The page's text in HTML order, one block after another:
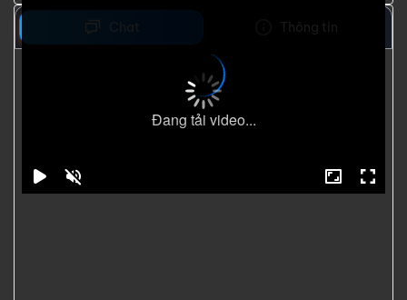
Đang tải video...
Chat Thông tin